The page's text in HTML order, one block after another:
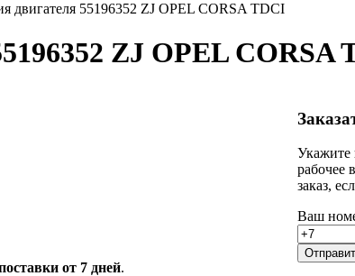
двигателя 55196352 ZJ OPEL CORSA TDCI
ZJ OPEL CORSA
от 7 дней.
Укажите
рабочее
заказ,
Ваш